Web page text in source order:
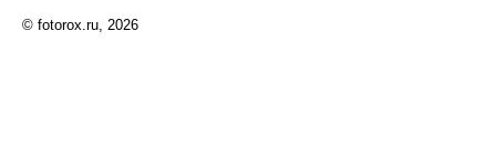
© fotorox.ru, 2026